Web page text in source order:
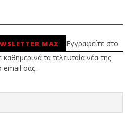
ΜΑΣ
Εγγραφείτε στο
τα τελευταία νέα της
email σας.